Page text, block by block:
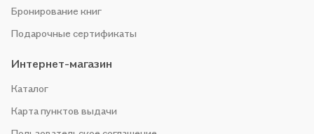
Бронирование книг
Подарочные сертификаты
Интернет-магазин
Каталог
Карта пунктов выдачи